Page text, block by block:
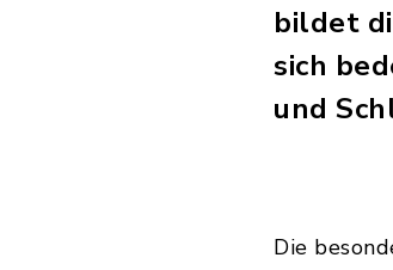
bildet
sich
und
Die